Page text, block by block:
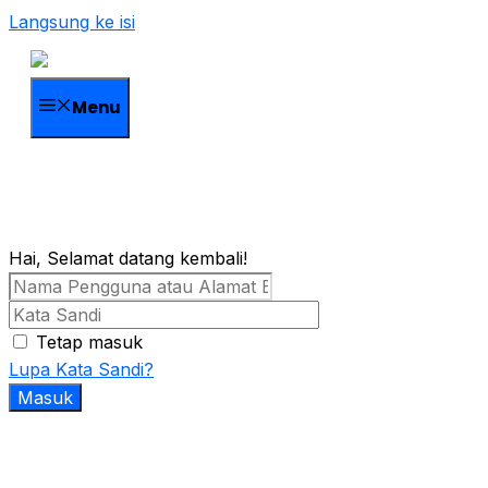
Langsung ke isi
Menu
Hai, Selamat datang kembali!
Tetap masuk
Lupa Kata Sandi?
Masuk